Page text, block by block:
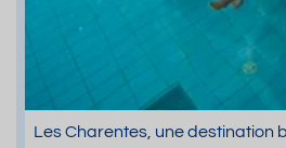
Les Charentes, une destination